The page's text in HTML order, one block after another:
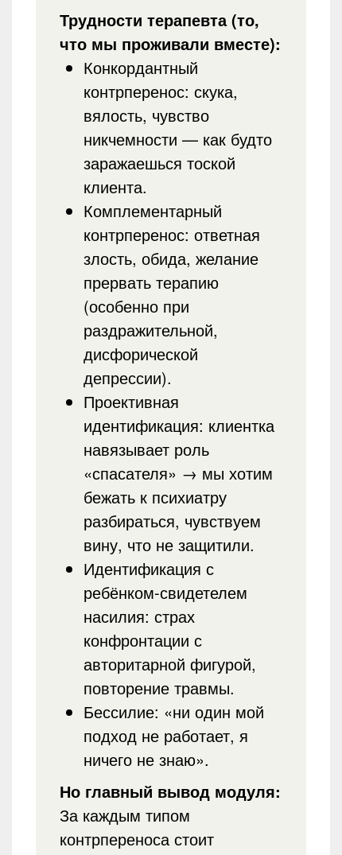
Трудности терапевта (то,
что мы проживали вместе):
Конкордантный
контрперенос: скука,
вялость, чувство
никчемности — как будто
заражаешься тоской
клиента.
Комплементарный
контрперенос: ответная
злость, обида, желание
прервать терапию
(особенно при
раздражительной,
дисфорической
депрессии).
Проективная
идентификация: клиентка
навязывает роль
«спасателя» → мы хотим
бежать к психиатру
разбираться, чувствуем
вину, что не защитили.
Идентификация с
ребёнком-свидетелем
насилия: страх
конфронтации с
авторитарной фигурой,
повторение травмы.
Бессилие: «ни один мой
подход не работает, я
ничего не знаю».
Но главный вывод модуля:
За каждым типом
контрпереноса стоит